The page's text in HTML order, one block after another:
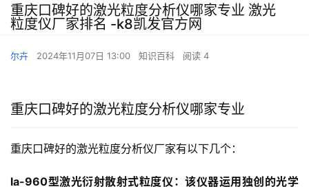
重庆口碑好的激光粒度分析仪哪家专业 激光
粒度仪厂家排名 -k8凯发官方网
尔卉 2024年11月07日 13:00 知识百科 阅读 4
重庆口碑好的激光粒度分析仪哪家专业
重庆口碑好的激光粒度分析仪厂家有以下几个：
la-960型激光衍射散射式粒度仪：该仪器运用独创的光学